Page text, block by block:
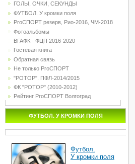
ГОЛЫ, ОЧКИ, СЕКУНДЫ
ФУТБОЛ. У кромки поля
ProСПОРТ резерв, Рио-2016, ЧМ-2018
Фотоальбомы
ВГАФК - ФЦП 2016-2020
Гостевая книга
Обратная связь
Не только ProСПОРТ
"РОТОР". ПФЛ-2014/2015
ФК "РОТОР" (2010-2012)
Рейтинг ProСПОРТ Волгоград
ФУТБОЛ. У КРОМКИ ПОЛЯ
Футбол.
У кромки поля